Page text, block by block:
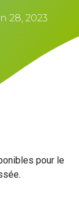
28, 2023
pour le